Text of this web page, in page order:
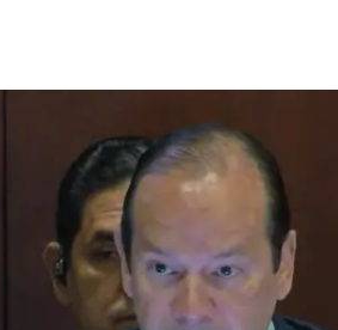
Video: Lula lanza
candidatura con
promesas de
en defensa,
tierras raras